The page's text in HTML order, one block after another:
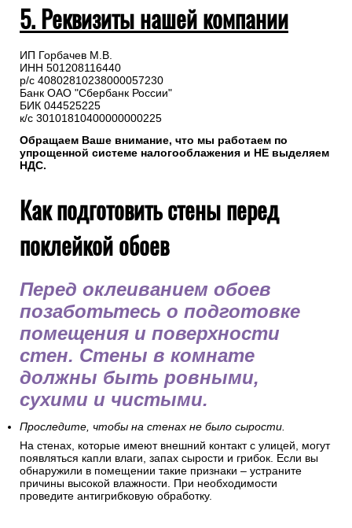
5. Реквизиты нашей компании
ИП Горбачев М.В.
ИНН 501208116440
р/с 40802810238000057230
Банк ОАО "Сбербанк России"
БИК 044525225
к/с 30101810400000000225
Обращаем Ваше внимание, что мы работаем по
упрощенной системе налогооблажения и НЕ выделяем
НДС.
Как подготовить стены перед
поклейкой обоев
Перед оклеиванием обоев
позаботьтесь о подготовке
помещения и поверхности
стен. Стены в комнате
должны быть ровными,
сухими и чистыми.
Проследите, чтобы на стенах не было сырости.
На стенах, которые имеют внешний контакт с улицей, могут
появляться капли влаги, запах сырости и грибок. Если вы
обнаружили в помещении такие признаки – устраните
причины высокой влажности. При необходимости
проведите антигрибковую обработку.